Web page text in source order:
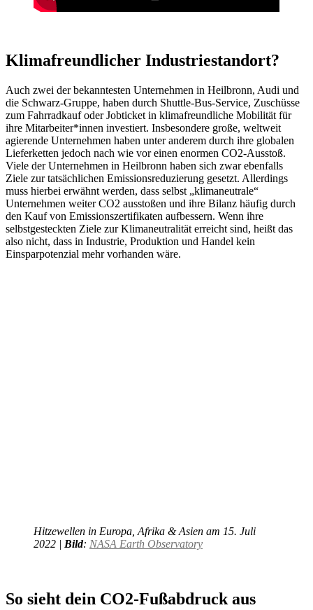
Klimafreundlicher Industriestandort?
Auch zwei der bekanntesten Unternehmen in Heilbronn, Audi und
die Schwarz-Gruppe, haben durch Shuttle-Bus-Service, Zuschüsse
zum Fahrradkauf oder Jobticket in klimafreundliche Mobilität für
ihre Mitarbeiter*innen investiert. Insbesondere große, weltweit
agierende Unternehmen haben unter anderem durch ihre globalen
Lieferketten jedoch nach wie vor einen enormen CO2-Ausstoß.
Viele der Unternehmen in Heilbronn haben sich zwar ebenfalls
Ziele zur tatsächlichen Emissionsreduzierung gesetzt. Allerdings
muss hierbei erwähnt werden, dass selbst „klimaneutrale“
Unternehmen weiter CO2 ausstoßen und ihre Bilanz häufig durch
den Kauf von Emissionszertifikaten aufbessern. Wenn ihre
selbstgesteckten Ziele zur Klimaneutralität erreicht sind, heißt das
also nicht, dass in Industrie, Produktion und Handel kein
Einsparpotenzial mehr vorhanden wäre.
Hitzewellen in Europa, Afrika & Asien am 15. Juli
2022 | Bild: NASA Earth Observatory
So sieht dein CO2-Fußabdruck aus